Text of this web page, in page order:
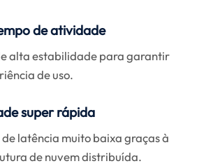
de atividade
alta estabilidade para garantir
de uso.
super rápida
latência muito baixa graças à
de nuvem distribuída.